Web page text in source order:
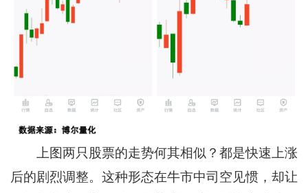
上图两只股票的走势何其相似？都是快速上涨
后的剧烈调整。这种形态在牛市中司空见惯，却让